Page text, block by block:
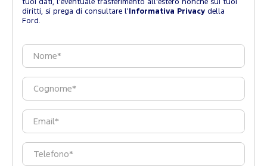
tuoi dati, l'eventuale trasferimento all'estero nonchè sui tuoi
diritti, si prega di consultare l' Informativa Privacy della
Ford.